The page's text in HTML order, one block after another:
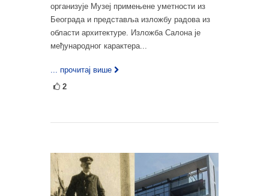
организује Музеј примењене уметности из
Београда и представља изложбу радова из
области архитектуре. Изложба Салона је
међународног карактера...
... прочитај више
2